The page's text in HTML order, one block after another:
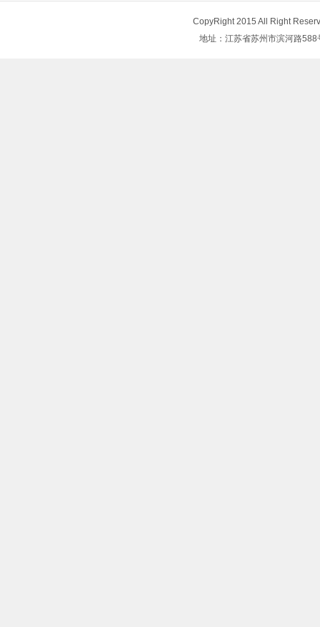
CopyRight 2015 All Right
地址：江苏省苏州市滨河路